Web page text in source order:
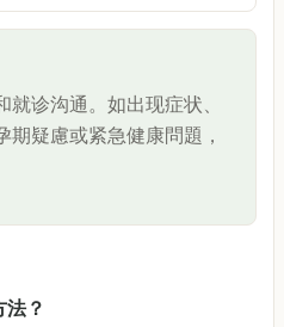
诊沟通。如出现症状、
疑慮或紧急健康問題，
？